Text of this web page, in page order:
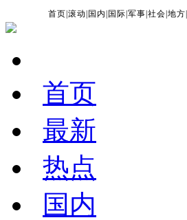
首页 |滚动 国内 国际 |军事 |社会 |地方
首页
最新
热点
国内